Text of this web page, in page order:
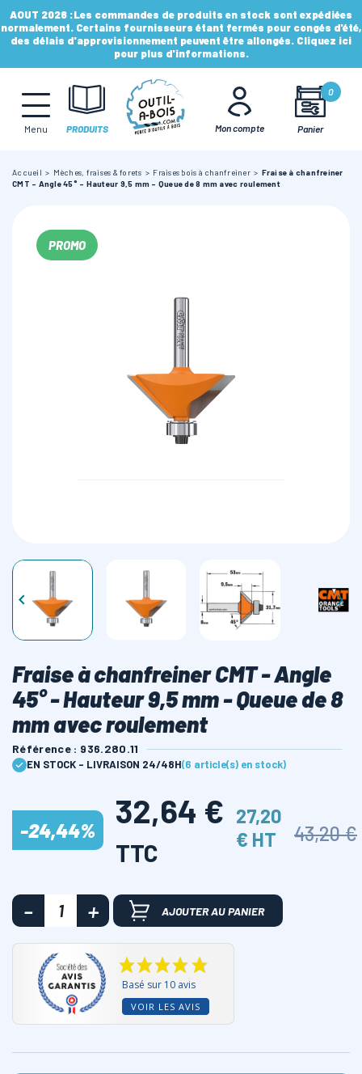
AOUT 2026 :Les commandes de produits en stock sont expédiées
normalement. Certains fournisseurs étant fermés pour congés d'été,
des délais d'approvisionnement peuvent être allongés. Cliquez ici
pour plus d'informations.
Menu PRODUITS Mon compte Panier
0
MÈCHES, FRAISES & FORETS
LAMES & DISQUES
CONSOMMABLES
OUTILS DE TOUPIE
FERS & PLAQUETTES
LAMES SCIES RUBAN
Accueil Mèches, fraises & forets Fraises bois à chanfreiner
Fraise à chanfreiner
CMT - Angle 45° - Hauteur 9,5 mm - Queue de 8 mm avec roulement
PROMO
 
Fraise à chanfreiner CMT - Angle
45° - Hauteur 9,5 mm - Queue de 8
mm avec roulement
Référence : 936.280.11
EN STOCK - LIVRAISON 24/48H(6 article(s) en stock)
-24,44% 32,64 €
TTC
27,20
€ HT
43,20 €
AJOUTER AU PANIER
Basé sur 10 avis
VOIR LES AVIS